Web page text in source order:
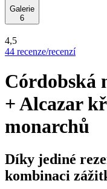
Galerie
6
4,5
44 recenze/recenzí
Córdobská
+ Alcazar
monarchů
Díky jediné
kombinaci